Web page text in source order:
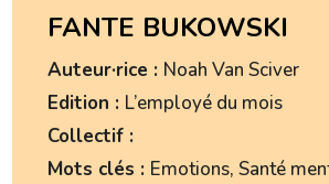
FANTE BUKOWSKI
Auteur·rice : Noah Van Sciver
Edition : L’employé du mois
Collectif :
Mots clés : Emotions, Santé